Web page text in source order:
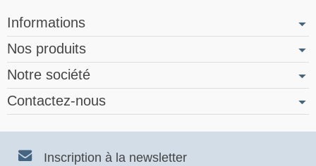
Informations
Nos produits
Notre société
Contactez-nous
Inscription à la newsletter